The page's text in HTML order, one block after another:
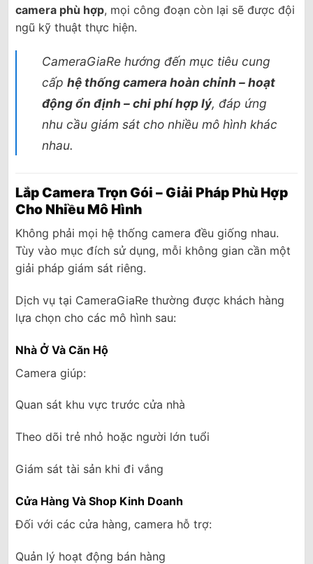
camera phù hợp, mọi công đoạn còn lại sẽ được đội
ngũ kỹ thuật thực hiện.
CameraGiaRe hướng đến mục tiêu cung
cấp hệ thống camera hoàn chỉnh – hoạt
động ổn định – chi phí hợp lý, đáp ứng
nhu cầu giám sát cho nhiều mô hình khác
nhau.
Lắp Camera Trọn Gói – Giải Pháp Phù Hợp
Cho Nhiều Mô Hình
Không phải mọi hệ thống camera đều giống nhau.
Tùy vào mục đích sử dụng, mỗi không gian cần một
giải pháp giám sát riêng.
Dịch vụ tại CameraGiaRe thường được khách hàng
lựa chọn cho các mô hình sau:
Nhà Ở Và Căn Hộ
Camera giúp:
Quan sát khu vực trước cửa nhà
Theo dõi trẻ nhỏ hoặc người lớn tuổi
Giám sát tài sản khi đi vắng
Cửa Hàng Và Shop Kinh Doanh
Đối với các cửa hàng, camera hỗ trợ:
Quản lý hoạt động bán hàng